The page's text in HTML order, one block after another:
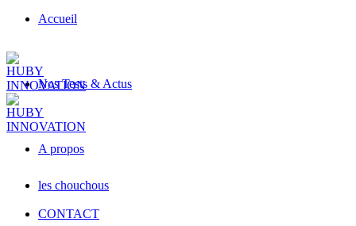
Accueil
Nos Tests & Actus
A propos
CONTACT
les chouchous